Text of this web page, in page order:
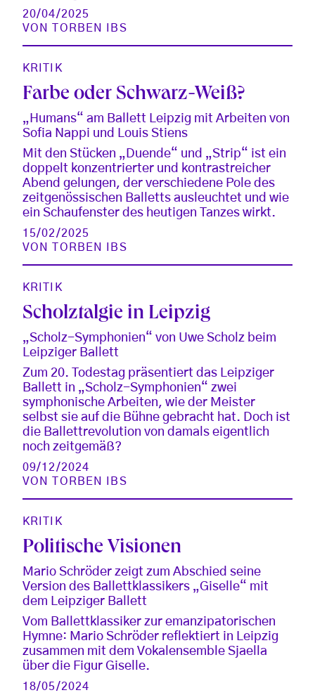
20/04/2025
VON
TORBEN IBS
KRITIK
Farbe oder Schwarz-Weiß?
„Humans“ am Ballett Leipzig mit Arbeiten von
Sofia Nappi und Louis Stiens
Mit den Stücken „Duende“ und „Strip“ ist ein
doppelt konzentrierter und kontrastreicher
Abend gelungen, der verschiedene Pole des
zeitgenössischen Balletts ausleuchtet und wie
ein Schaufenster des heutigen Tanzes wirkt.
15/02/2025
VON
TORBEN IBS
KRITIK
Scholztalgie in Leipzig
„Scholz-Symphonien“ von Uwe Scholz beim
Leipziger Ballett
Zum 20. Todestag präsentiert das Leipziger
Ballett in „Scholz-Symphonien“ zwei
symphonische Arbeiten, wie der Meister
selbst sie auf die Bühne gebracht hat. Doch ist
die Ballettrevolution von damals eigentlich
noch zeitgemäß?
09/12/2024
VON
TORBEN IBS
KRITIK
Politische Visionen
Mario Schröder zeigt zum Abschied seine
Version des Ballettklassikers „Giselle“ mit
dem Leipziger Ballett
Vom Ballettklassiker zur emanzipatorischen
Hymne: Mario Schröder reflektiert in Leipzig
zusammen mit dem Vokalensemble Sjaella
über die Figur Giselle.
18/05/2024